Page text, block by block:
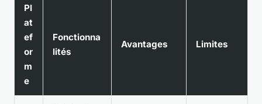
Pl
at
ef
or
m
e
Fonctionna
lités
Avantages Limites